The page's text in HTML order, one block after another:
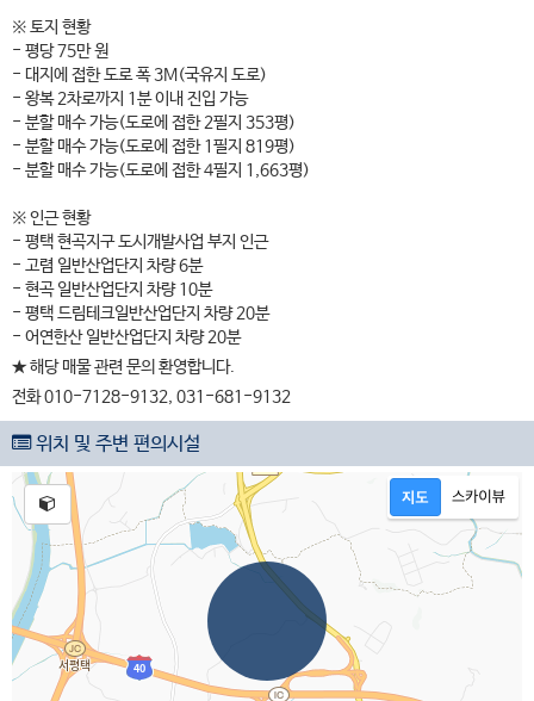
※ 토지 현황
- 평당 75만 원
- 대지에 접한 도로 폭 3M(국유지 도로)
- 왕복 2차로까지 1분 이내 진입 가능
- 분할 매수 가능(도로에 접한 2필지 353평)
- 분할 매수 가능(도로에 접한 1필지 819평)
- 분할 매수 가능(도로에 접한 4필지 1,663평)
※ 인근 현황
- 평택 현곡지구 도시개발사업 부지 인근
- 고렴 일반산업단지 차량 6분
- 현곡 일반산업단지 차량 10분
- 평택 드림테크일반산업단지 차량 20분
- 어연한산 일반산업단지 차량 20분
★ 해당 매물 관련 문의 환영합니다.
전화 010-7128-9132, 031-681-9132
위치 및 주변 편의시설